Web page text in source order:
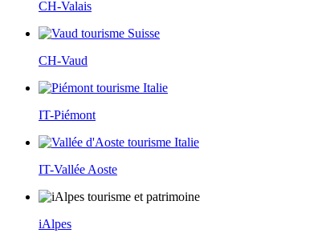
CH-Valais
CH-Vaud
IT-Piémont
IT-Vallée Aoste
iAlpes